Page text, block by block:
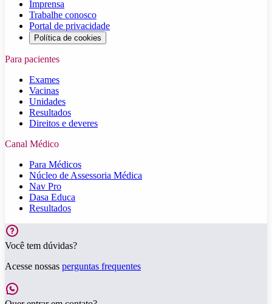
Imprensa
Trabalhe conosco
Portal de privacidade
Política de cookies
Para pacientes
Exames
Vacinas
Unidades
Resultados
Direitos e deveres
Canal Médico
Para Médicos
Núcleo de Assessoria Médica
Nav Pro
Dasa Educa
Resultados
Você tem dúvidas?
Acesse nossas perguntas frequentes